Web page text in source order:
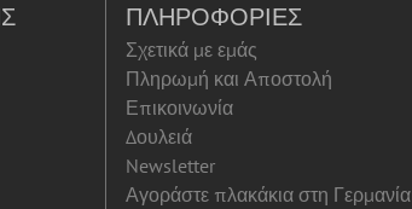
ΠΛΗΡΟΦΟΡΊΕΣ
Σχετικά με εμάς
Πληρωμή και Αποστολή
Επικοινωνία
Δουλειά
Newsletter
Αγοράστε πλακάκια στη Γερμανία